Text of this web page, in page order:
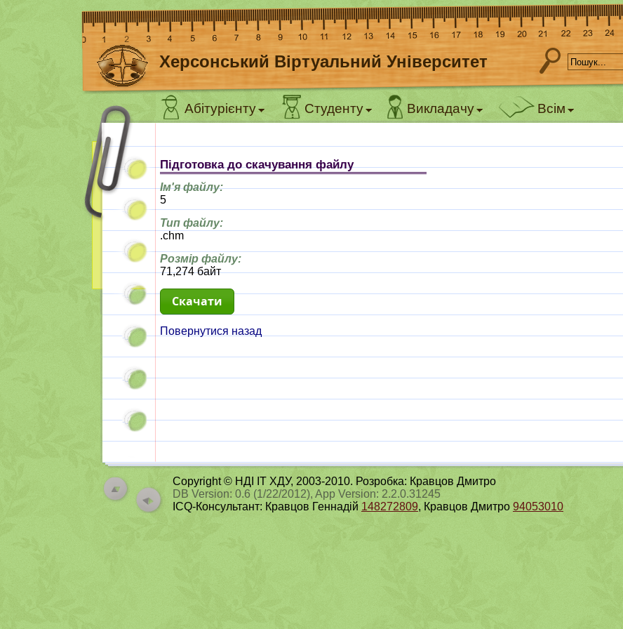
Херсонський Віртуальний Університет
Абітурієнту Студенту Викладачу Всім
Підготовка до скачування файлу
Ім'я файлу:
5
Тип файлу:
.chm
Розмір файлу:
71,274 байт
Повернутися назад
Copyright © НДІ ІТ ХДУ, 2003-2010. Розробка: Кравцов Дмитро
DB Version: 0.6 (1/22/2012), App Version: 2.2.0.31245
ICQ-Консультант: Кравцов Геннадій 148272809, Кравцов Дмитро 94053010